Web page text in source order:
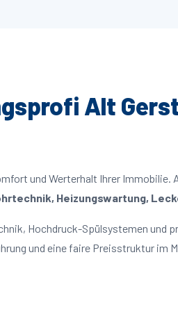
Alt
und Werterhalt Ihrer Immobilie.
Heizungswartung,
Hochdruck-Spülsystemen und
und eine faire Preisstruktur im